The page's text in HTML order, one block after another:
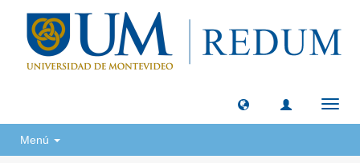
Menú